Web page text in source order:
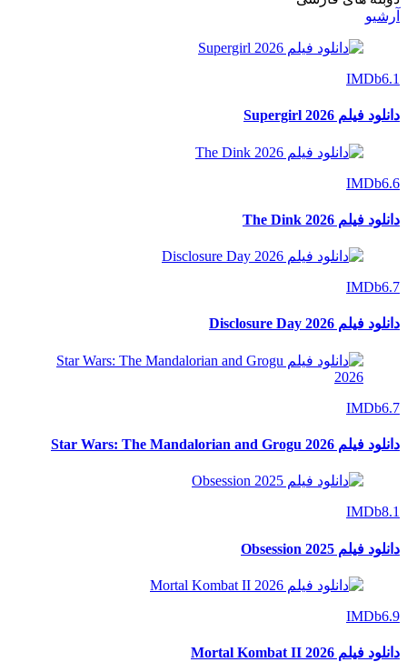
آرشیو
IMDb6.1
دانلود فیلم Supergirl 2026
IMDb6.6
دانلود فیلم The Dink 2026
IMDb6.7
دانلود فیلم Disclosure Day 2026
IMDb6.7
دانلود فیلم Star Wars: The Mandalorian and Grogu 2026
IMDb8.1
دانلود فیلم Obsession 2025
IMDb6.9
دانلود فیلم Mortal Kombat II 2026